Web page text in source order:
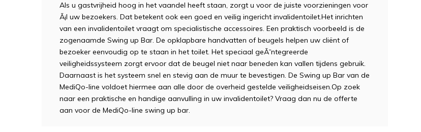
Als u gastvrijheid hoog in het vaandel heeft staan, zorgt u voor de juiste voorzieningen voor
Ã¡l uw bezoekers. Dat betekent ook een goed en veilig ingericht invalidentoilet.Het inrichten
van een invalidentoilet vraagt om specialistische accessoires. Een praktisch voorbeeld is de
zogenaamde Swing up Bar. De opklapbare handvatten of beugels helpen uw cliënt of
bezoeker eenvoudig op te staan in het toilet. Het speciaal geÃ¯ntegreerde
veiligheidssysteem zorgt ervoor dat de beugel niet naar beneden kan vallen tijdens gebruik.
Daarnaast is het systeem snel en stevig aan de muur te bevestigen. De Swing up Bar van de
MediQo-line voldoet hiermee aan alle door de overheid gestelde veiligheidseisen.Op zoek
naar een praktische en handige aanvulling in uw invalidentoilet? Vraag dan nu de offerte
aan voor de MediQo-line swing up bar.